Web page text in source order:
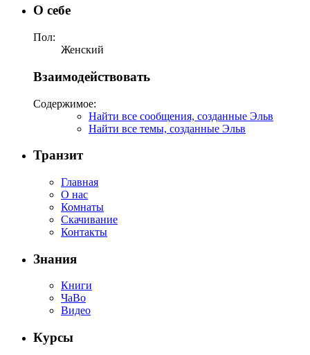
О себе
Пол:
Женский
Взаимодействовать
Содержимое:
Найти все сообщения, созданные Эльв
Найти все темы, созданные Эльв
Транзит
Главная
О нас
Комнаты
Скачивание
Контакты
Знания
Книги
ЧаВо
Видео
Курсы